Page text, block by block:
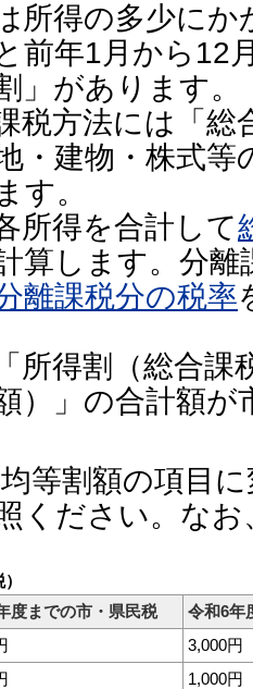
所得の多少にか
前年1月から12
」があります。
税方法には「総
・建物・株式等
す。
所得を合計して
算します。分
離課税分の税率
所得割（総合課
）」の合計額が
等割額の項目
ください。な
度までの市・県民税
令和6年
3,000円
1,000円